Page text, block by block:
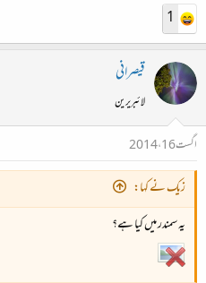
1
قیصرانی
لائبریرین
اگست 16، 2014
زیک نے کہا:
یہ سمندر میں کیا ہے؟